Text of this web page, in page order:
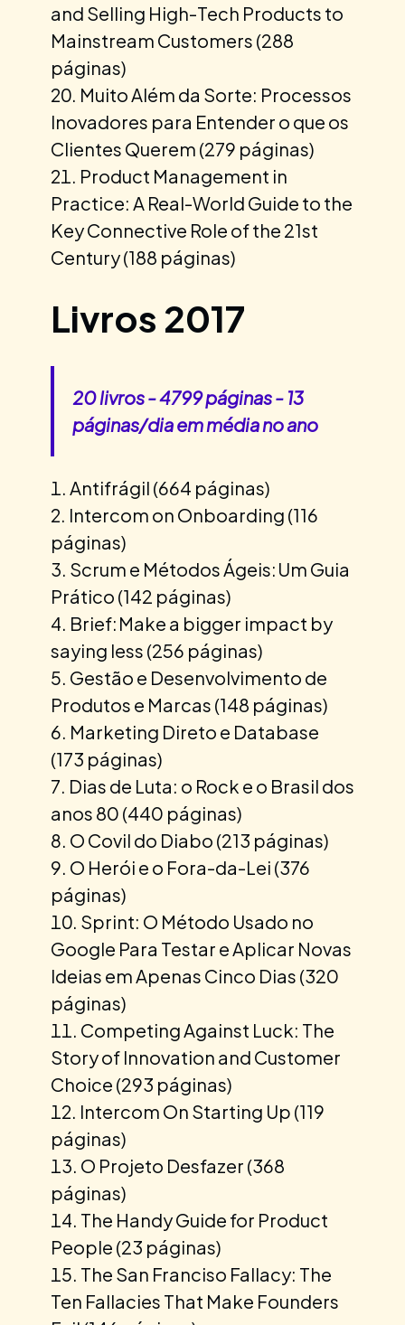
and Selling High-Tech Products to
Mainstream Customers (288
páginas)
Muito Além da Sorte: Processos
Inovadores para Entender o que os
Clientes Querem (279 páginas)
Product Management in
Practice: A Real-World Guide to the
Key Connective Role of the 21st
Century (188 páginas)
Livros 2017
20 livros - 4799 páginas - 13
páginas/dia em média no ano
Antifrágil (664 páginas)
Intercom on Onboarding (116
páginas)
Scrum e Métodos Ágeis: Um Guia
Prático (142 páginas)
Brief: Make a bigger impact by
saying less (256 páginas)
Gestão e Desenvolvimento de
Produtos e Marcas (148 páginas)
Marketing Direto e Database
(173 páginas)
Dias de Luta: o Rock e o Brasil dos
anos 80 (440 páginas)
O Covil do Diabo (213 páginas)
O Herói e o Fora-da-Lei (376
páginas)
Sprint: O Método Usado no
Google Para Testar e Aplicar Novas
Ideias em Apenas Cinco Dias (320
páginas)
Competing Against Luck: The
Story of Innovation and Customer
Choice (293 páginas)
Intercom On Starting Up (119
páginas)
O Projeto Desfazer (368
páginas)
The Handy Guide for Product
People (23 páginas)
The San Franciso Fallacy: The
Ten Fallacies That Make Founders